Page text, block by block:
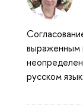
выраженным
русском